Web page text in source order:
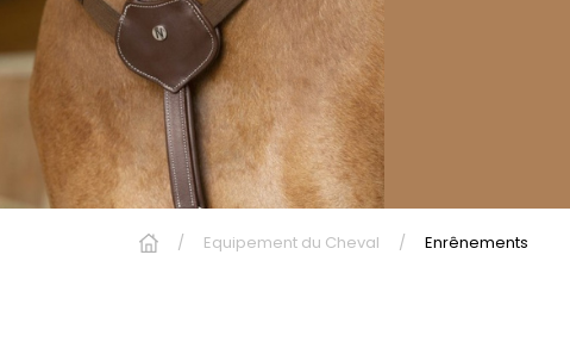
Equipement du Cheval Enrênements